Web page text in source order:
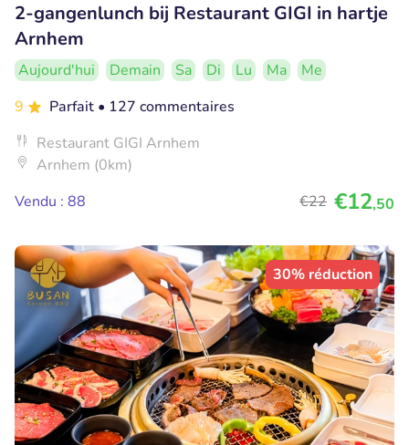
2-gangenlunch bij Restaurant GIGI in hartje
Arnhem
Aujourd'hui Demain Sa Di Lu Ma
Me
9
Parfait • 127 commentaires
Restaurant GIGI Arnhem
Arnhem (0km)
Vendu : 88
€22 €12,50
30% réduction